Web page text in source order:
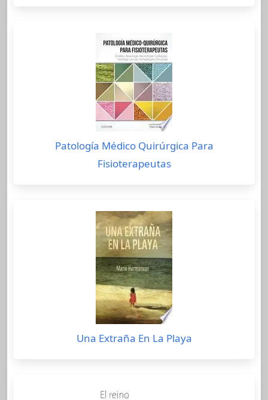
Patología Médico Quirúrgica Para
Fisioterapeutas
Una Extraña En La Playa